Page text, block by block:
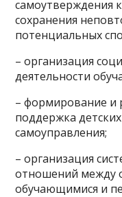
самоутверждения
сохранения
потенциальных
– организация
деятельности
– формирование и
поддержка
самоуправления;
– организация
отношений между
обучающимися и